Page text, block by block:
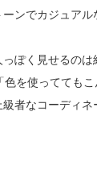
ンでカジュアル
ぽく見せるのは
を使っててもこ
者なコーディ